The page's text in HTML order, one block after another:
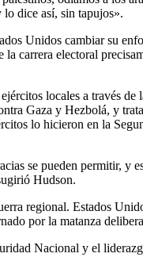
lo dice así, sin tapujos».
Unidos cambiar su
carrera electoral
locales a través
Gaza y Hezbolá, y
lo hicieron en la
se pueden permitir, y
Hudson.
regional. Estados
por la matanza
Nacional y el